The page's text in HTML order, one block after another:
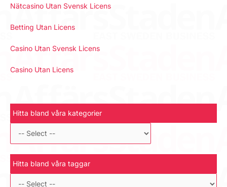
Nätcasino Utan Svensk Licens
Betting Utan Licens
Casino Utan Svensk Licens
Casino Utan Licens
Hitta bland våra kategorier
Hitta bland våra taggar